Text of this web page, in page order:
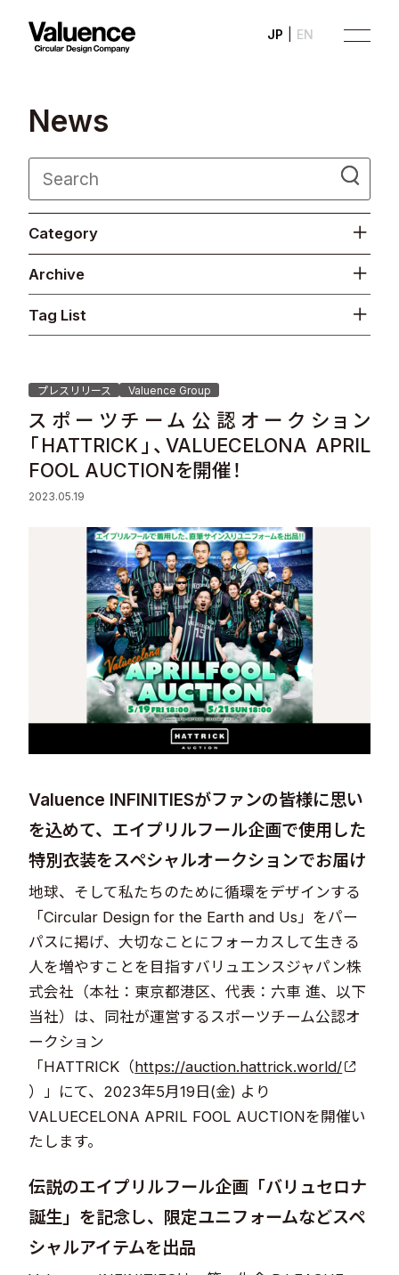
EN
JP
Company
Philosophy
Business
Investor Relations
Sustainability
Recruit
Contact
© Valuence Holdings Inc.
News
Category
Archive
Tag List
プレスリリース Valuence Group
スポーツチーム公認オークション
「HATTRICK」、VALUECELONA APRIL
FOOL AUCTIONを開催！
2023.05.19
Valuence INFINITIESがファンの皆様に思い
を込めて、エイプリルフール企画で使用した
特別衣装をスペシャルオークションでお届け
地球、そして私たちのために循環をデザインする
「Circular Design for the Earth and Us」をパー
パスに掲げ、大切なことにフォーカスして生きる
人を増やすことを目指すバリュエンスジャパン株
式会社（本社：東京都港区、代表：六車 進、以下
当社）は、同社が運営するスポーツチーム公認オ
ークション
「HATTRICK（https://auction.hattrick.world/
）」にて、2023年5月19日(金) より
VALUECELONA APRIL FOOL AUCTIONを開催い
たします。
伝説のエイプリルフール企画「バリュセロナ
誕生」を記念し、限定ユニフォームなどスペ
シャルアイテムを出品